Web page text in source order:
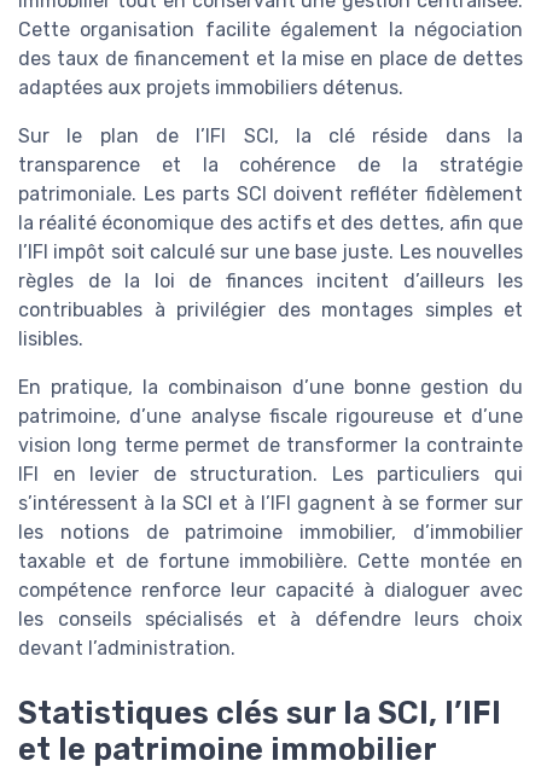
Cette organisation facilite également la négociation
des taux de financement et la mise en place de dettes
adaptées aux projets immobiliers détenus.
Sur le plan de l’IFI SCI, la clé réside dans la
transparence et la cohérence de la stratégie
patrimoniale. Les parts SCI doivent refléter fidèlement
la réalité économique des actifs et des dettes, afin que
l’IFI impôt soit calculé sur une base juste. Les nouvelles
règles de la loi de finances incitent d’ailleurs les
contribuables à privilégier des montages simples et
lisibles.
En pratique, la combinaison d’une bonne gestion du
patrimoine, d’une analyse fiscale rigoureuse et d’une
vision long terme permet de transformer la contrainte
IFI en levier de structuration. Les particuliers qui
s’intéressent à la SCI et à l’IFI gagnent à se former sur
les notions de patrimoine immobilier, d’immobilier
taxable et de fortune immobilière. Cette montée en
compétence renforce leur capacité à dialoguer avec
les conseils spécialisés et à défendre leurs choix
devant l’administration.
Statistiques clés sur la SCI, l’IFI
et le patrimoine immobilier